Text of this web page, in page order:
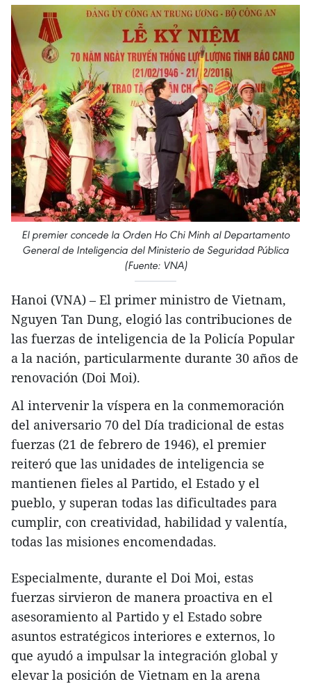
El premier concede la Orden Ho Chi Minh al Departamento
General de Inteligencia del Ministerio de Seguridad Pública
(Fuente: VNA)
Hanoi (VNA) – El primer ministro de Vietnam,
Nguyen Tan Dung, elogió las contribuciones de
las fuerzas de inteligencia de la Policía Popular
a la nación, particularmente durante 30 años de
renovación (Doi Moi).
Al intervenir la víspera en la conmemoración
del aniversario 70 del Día tradicional de estas
fuerzas (21 de febrero de 1946), el premier
reiteró que las unidades de inteligencia se
mantienen fieles al Partido, el Estado y el
pueblo, y superan todas las dificultades para
cumplir, con creatividad, habilidad y valentía,
todas las misiones encomendadas.
Especialmente, durante el Doi Moi, estas
fuerzas sirvieron de manera proactiva en el
asesoramiento al Partido y el Estado sobre
asuntos estratégicos interiores e externos, lo
que ayudó a impulsar la integración global y
elevar la posición de Vietnam en la arena